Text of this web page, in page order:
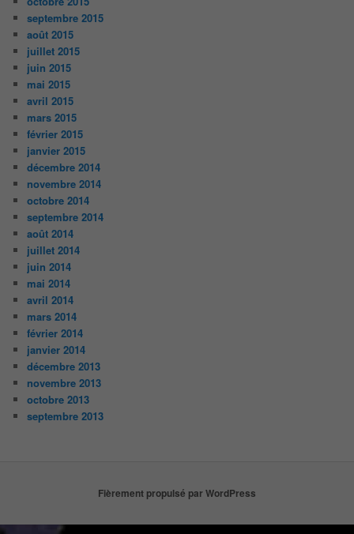
septembre 2015
août 2015
juillet 2015
juin 2015
mai 2015
avril 2015
mars 2015
février 2015
janvier 2015
décembre 2014
novembre 2014
octobre 2014
septembre 2014
août 2014
juillet 2014
juin 2014
mai 2014
avril 2014
mars 2014
février 2014
janvier 2014
décembre 2013
novembre 2013
octobre 2013
septembre 2013
Fièrement propulsé par WordPress